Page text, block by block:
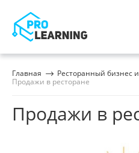
Главная
Ресторанный бизнес
Продажи в ресторане
Продажи в